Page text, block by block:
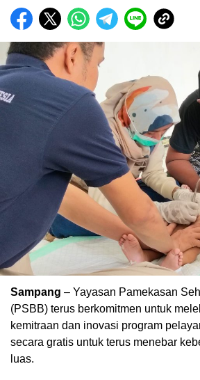
Sampang – Yayasan Pamekasan
(PSBB) terus berkomitmen untuk
kemitraan dan inovasi program
secara gratis untuk terus menebar
luas.